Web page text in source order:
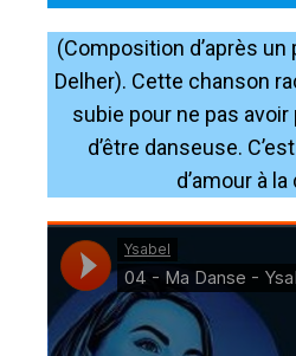
(Composition d’après un
Delher). Cette chanson
subie pour ne pas
d’être danseuse.
d’amour à la